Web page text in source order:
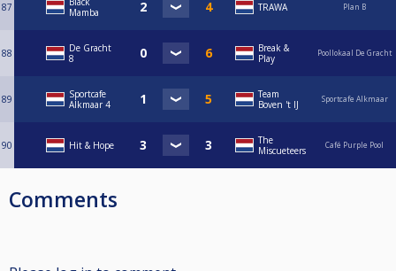
87
Mamba
TRAWA Plan B
88
De Gracht
8
Break &
Play
Poollokaal De Gracht
89
Sportcafe
Alkmaar 4
Team
Boven 't IJ
Sportcafe Alkmaar
90 Hit & Hope
The
Miscueteers
Café Purple Pool
Comments